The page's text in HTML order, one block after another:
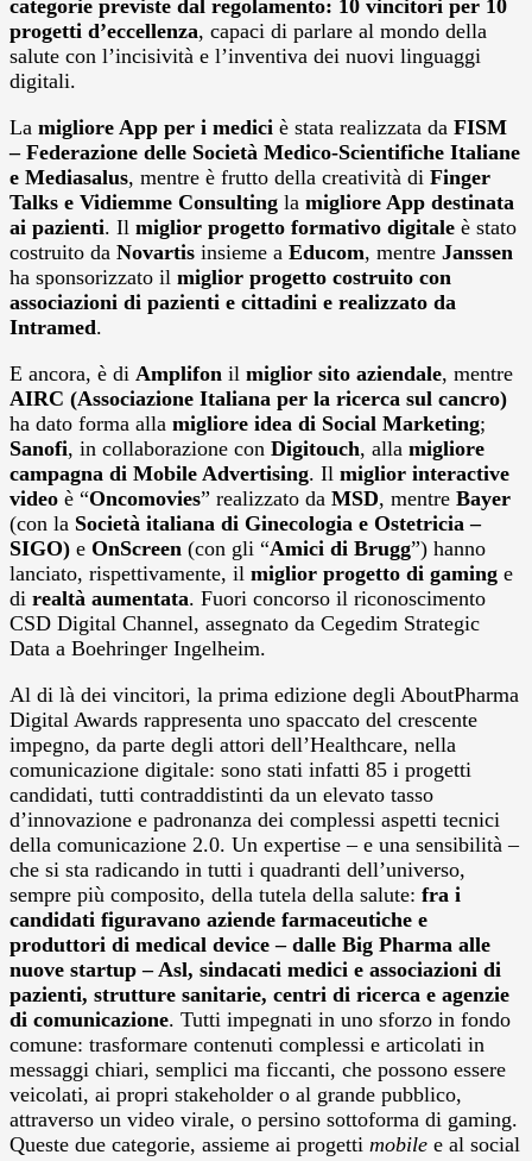
categorie previste dal regolamento: 10 vincitori per 10
progetti d’eccellenza, capaci di parlare al mondo della
salute con l’incisività e l’inventiva dei nuovi linguaggi
digitali.
La migliore App per i medici è stata realizzata da FISM
– Federazione delle Società Medico-Scientifiche Italiane
e Mediasalus, mentre è frutto della creatività di Finger
Talks e Vidiemme Consulting la migliore App destinata
ai pazienti. Il miglior progetto formativo digitale è stato
costruito da Novartis insieme a Educom, mentre Janssen
ha sponsorizzato il miglior progetto costruito con
associazioni di pazienti e cittadini e realizzato da
Intramed.
E ancora, è di Amplifon il miglior sito aziendale, mentre
AIRC (Associazione Italiana per la ricerca sul cancro)
ha dato forma alla migliore idea di Social Marketing;
Sanofi, in collaborazione con Digitouch, alla migliore
campagna di Mobile Advertising. Il miglior interactive
video è “Oncomovies” realizzato da MSD, mentre Bayer
(con la Società italiana di Ginecologia e Ostetricia –
SIGO) e OnScreen (con gli “Amici di Brugg”) hanno
lanciato, rispettivamente, il miglior progetto di gaming e
di realtà aumentata. Fuori concorso il riconoscimento
CSD Digital Channel, assegnato da Cegedim Strategic
Data a Boehringer Ingelheim.
Al di là dei vincitori, la prima edizione degli AboutPharma
Digital Awards rappresenta uno spaccato del crescente
impegno, da parte degli attori dell’Healthcare, nella
comunicazione digitale: sono stati infatti 85 i progetti
candidati, tutti contraddistinti da un elevato tasso
d’innovazione e padronanza dei complessi aspetti tecnici
della comunicazione 2.0. Un expertise – e una sensibilità –
che si sta radicando in tutti i quadranti dell’universo,
sempre più composito, della tutela della salute: fra i
candidati figuravano aziende farmaceutiche e
produttori di medical device – dalle Big Pharma alle
nuove startup – Asl, sindacati medici e associazioni di
pazienti, strutture sanitarie, centri di ricerca e agenzie
di comunicazione. Tutti impegnati in uno sforzo in fondo
comune: trasformare contenuti complessi e articolati in
messaggi chiari, semplici ma ficcanti, che possono essere
veicolati, ai propri stakeholder o al grande pubblico,
attraverso un video virale, o persino sottoforma di gaming.
Queste due categorie, assieme ai progetti mobile e al social